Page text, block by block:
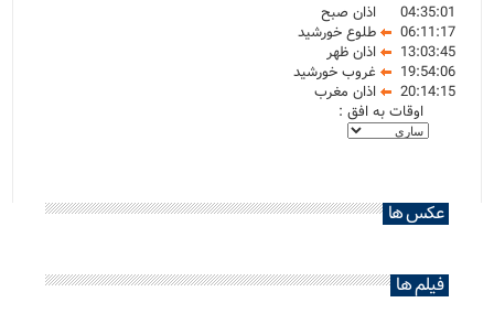
04:35:01
اذان صبح
06:11:17
طلوع خورشید
13:03:45
اذان ظهر
19:54:06
غروب خورشید
20:14:15
اذان مغرب
اوقات به افق :
عکس ها
فیلم ها